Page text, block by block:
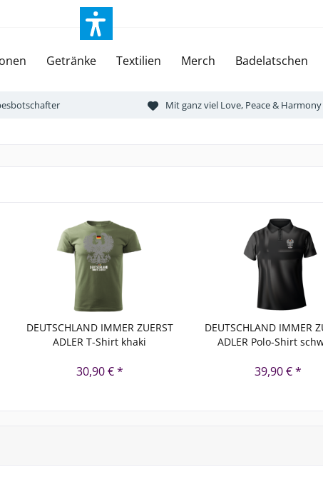
Getränke Textilien Merch Badelatschen
Mit ganz viel Love, Peace & Harmony
DEUTSCHLAND IMMER ZUERST
ADLER T-Shirt khaki
30,90 € *
DEUTSCHLAND IMMER
ADLER Polo-Shirt
39,90 € *